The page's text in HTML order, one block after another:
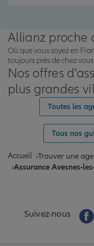
Allianz proche
Où que vous soyez en
toujours près de chez vous.
Nos offres
plus grandes
Toutes les
Tous nos
Accueil Trouver une
Assurance Avesnes-
Suivez-nous